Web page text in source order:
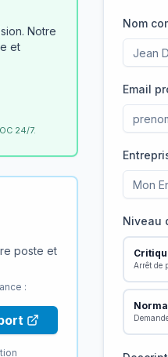
Notre
et
24/7.
poste et
:
Nom
Email
Niveau
Arrêt de